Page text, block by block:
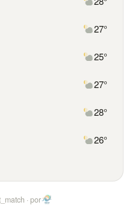
27°
25°
27°
28°
26°
·por